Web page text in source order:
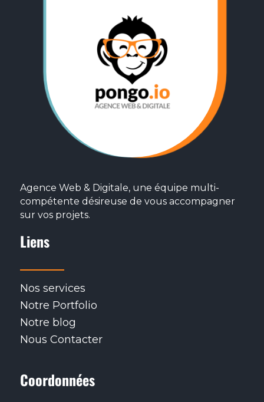
Agence Web & Digitale, une équipe multi-
compétente désireuse de vous accompagner
sur vos projets.
Liens
Nos services
Notre Portfolio
Notre blog
Nous Contacter
Coordonnées